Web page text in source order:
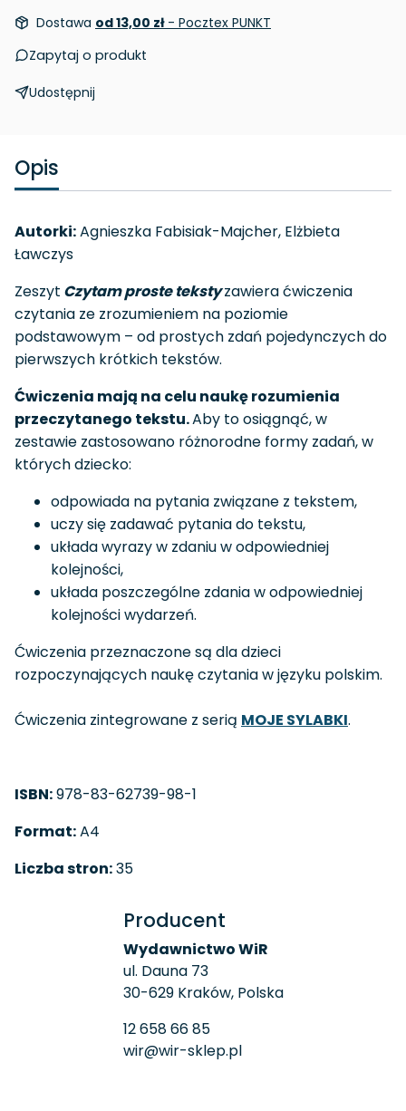
Dostawa od 13,00 zł - Pocztex PUNKT
Zapytaj o produkt
Udostępnij
Opis
Autorki:Agnieszka Fabisiak-Majcher, Elżbieta
Ławczys
Zeszyt Czytam proste tekstyzawiera ćwiczenia
czytania ze zrozumieniem na poziomie
podstawowym – od prostych zdań pojedynczych do
pierwszych krótkich tekstów.
Ćwiczenia mają na celu naukę rozumienia
przeczytanego tekstu.Aby to osiągnąć, w
zestawie zastosowano różnorodne formy zadań, w
których dziecko:
odpowiada na pytania związane z tekstem,
uczy się zadawać pytania do tekstu,
układa wyrazy w zdaniu w odpowiedniej
kolejności,
układa poszczególne zdania w odpowiedniej
kolejności wydarzeń.
Ćwiczenia przeznaczone są dla dzieci
rozpoczynających naukę czytania w języku polskim.
Ćwiczenia zintegrowane z serią MOJE SYLABKI.
ISBN:978-83-62739-98-1
Format:A4
Liczba stron:35
Producent
Wydawnictwo WiR
ul. Dauna 73
30-629 Kraków, Polska
12 658 66 85
wir@wir-sklep.pl